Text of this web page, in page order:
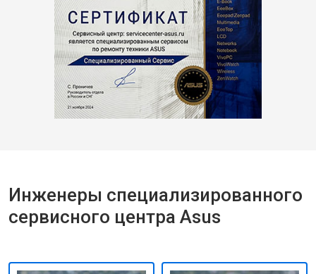
Инженеры специализированного
сервисного центра Asus